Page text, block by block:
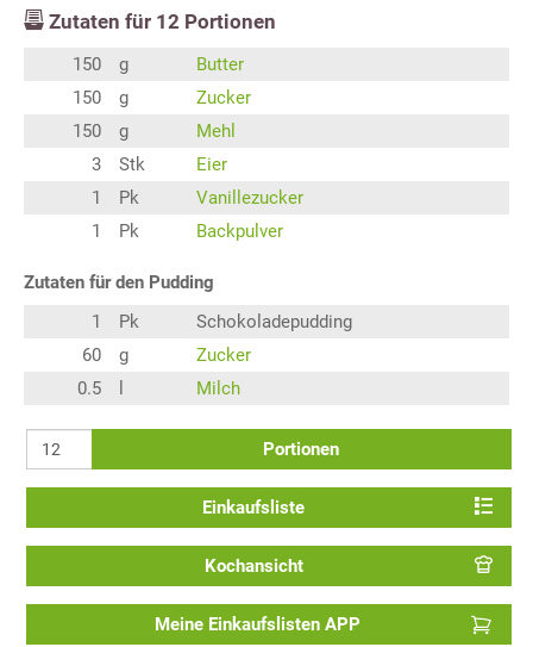
Zutaten für 12 Portionen
150 g
Butter
150
g
Zucker
150
g
Mehl
3
Stk
Eier
1
Pk
Vanillezucker
1
Pk Backpulver
Zutaten für den Pudding
1
Pk
Schokoladepudding
60
g
Zucker
0.5
Milch
Portionen
Einkaufsliste
Kochansicht
Meine Einkaufslisten APP